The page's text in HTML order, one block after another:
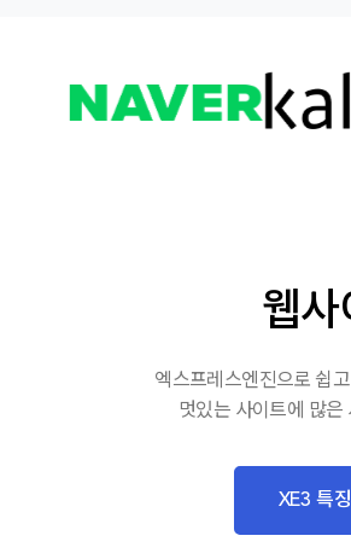
웹사
엑스프레스엔진으로 쉽
멋있는 사이트에 많은
XE3 특